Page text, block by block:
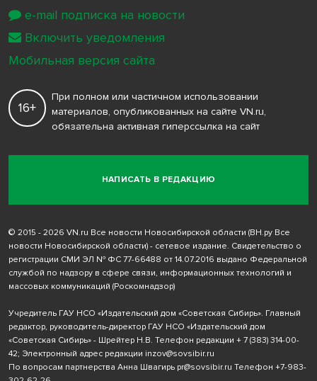
НАПИСАТЬ В РЕДАКЦИЮ
16+
При полном или частичном использовании
материалов, опубликованных на сайте VN.ru,
обязательна активная гиперссылка на сайт
© 2015 - 2026 VN.ru Все новости Новосибирской области (ВН.ру Все
новости Новосибирской области) - сетевое издание. Свидетельство о
регистрации СМИ ЭЛ № ФС 77-66488 от 14.07.2016 выдано Федеральной
службой по надзору в сфере связи, информационных технологий и
массовых коммуникаций (Роскомнадзор)
Учредитель ГАУ НСО «Издательский дом «Советская Сибирь». Главный
редактор, руководитель-директор ГАУ НСО «Издательский дом
«Советская Сибирь» - Шрейтер Н.В. Телефон редакции + 7 (383) 314-00-
42; Электронный адрес редакции inzov@sovsibir.ru
По вопросам партнерства Анна Швагирь pr@sovsibir.ru Телефон +7-983-
e-mail подписка на новости
Включить уведомления
Мобильная версия сайта